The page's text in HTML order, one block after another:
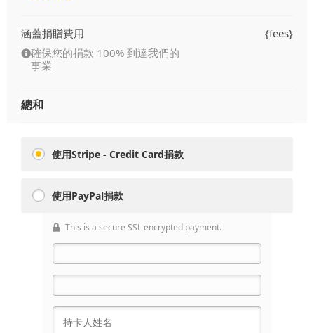
涵蓋捐贈費用
確保您的捐款 100% 到達我們的
事業
{fees}
總和
使用Stripe - Credit Card捐款
使用PayPal捐款
This is a secure SSL encrypted payment.